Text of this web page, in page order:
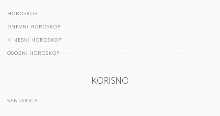
HOROSKOP
DNEVNI HOROSKOP
KINESKI HOROSKOP
OSOBNI HOROSKOP
KORISNO
SANJARICA